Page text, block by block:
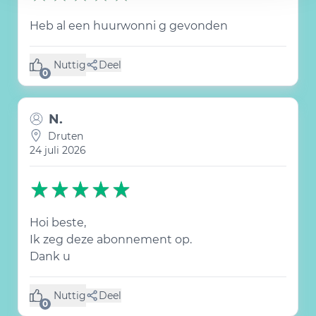
Heb al een huurwonni g gevonden
0
Nuttig
(0 like) Deel
N.
Druten
24 juli 2026
Hoi beste,
Ik zeg deze abonnement op.
Dank u
0
Nuttig
(0 like) Deel